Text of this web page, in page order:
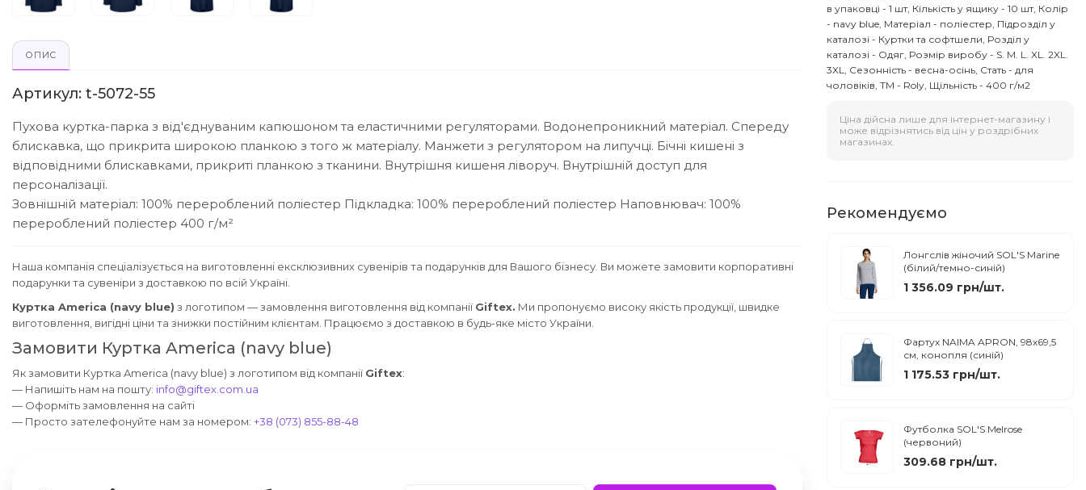
ОПИС
Артикул: t-5072-55
Пухова куртка-парка з від'єднуваним капюшоном та еластичними регуляторами. Водонепроникний матеріал. Спереду
блискавка, що прикрита широкою планкою з того ж матеріалу. Манжети з регулятором на липучці. Бічні кишені з
відповідними блискавками, прикриті планкою з тканини. Внутрішня кишеня ліворуч. Внутрішній доступ для
персоналізації.
Зовнішній матеріал: 100% перероблений поліестер Підкладка: 100% перероблений поліестер Наповнювач: 100%
перероблений поліестер 400 г/м²
Наша компанія спеціалізується на виготовленні ексклюзивних сувенірів та подарунків для Вашого бізнесу. Ви можете замовити корпоративні
подарунки та сувеніри з доставкою по всій Україні.
Куртка America (navy blue) з логотипом — замовлення виготовлення від компанії Giftex. Ми пропонуємо високу якість продукції, швидке
виготовлення, вигідні ціни та знижки постійним клієнтам. Працюємо з доставкою в будь-яке місто України.
Замовити Куртка America (navy blue)
Як замовити Куртка America (navy blue) з логотипом від компанії Giftex:
— Напишіть нам на пошту: info@giftex.com.ua
— Оформіть замовлення на сайті
— Просто зателефонуйте нам за номером: +38 (073) 855-88-48
в упаковці - 1 шт, Кількість у ящику - 10 шт, Колір
- navy blue, Матеріал - поліестер, Підрозділ у
каталозі - Куртки та софтшели, Розділ у
каталозі - Одяг, Розмір виробу - S. M. L. XL. 2XL.
3XL, Сезонність - весна-осінь, Стать - для
чоловіків, ТМ - Roly, Щільність - 400 г/м2
Ціна дійсна лише для інтернет-магазину і
може відрізнятись від цін у роздрібних
магазинах.
Рекомендуємо
Лонгслів жіночий SOL'S Marine
(білий/темно-синій)
1 356.09 грн/шт.
Фартух NAIMA APRON, 98х69,5
см, конопля (синій)
1 175.53 грн/шт.
Футболка SOL'S Melrose
(червоний)
309.68 грн/шт.